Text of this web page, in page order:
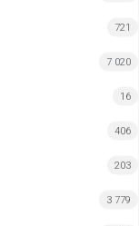
721
7 020
16
406
203
3 779